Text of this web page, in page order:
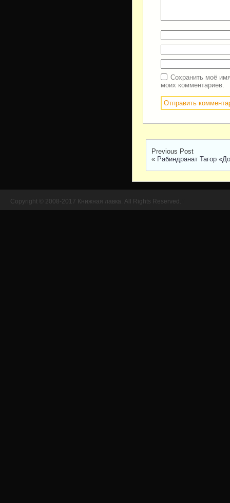
Сохранить моё
моих комментариев.
Previous Post
« Рабиндранат Тагор
Copyright © 2008-2017 Книжная лавка. All Rights Reserved.